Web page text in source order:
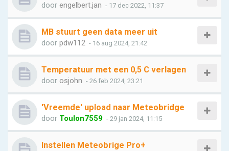
door engelbert.jan - 17 dec 2022, 11:37
MB stuurt geen data meer uit
door pdw112 - 16 aug 2024, 21:42
Temperatuur met een 0,5 C verlagen
door osjohn - 26 feb 2024, 23:21
'Vreemde' upload naar Meteobridge
door Toulon7559 - 29 jan 2024, 11:15
Instellen Meteobrige Pro+